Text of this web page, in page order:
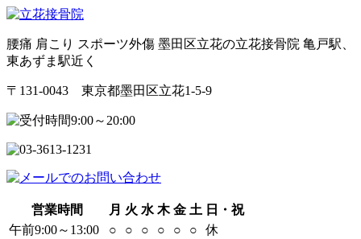
腰痛 肩こり スポーツ外傷 墨田区立花の立花接骨院 亀戸駅、
東あずま駅近く
〒131-0043 東京都墨田区立花1-5-9
営業時間 月 火 水 木 金 土 日・祝
午前9:00～13:00
○ ○ ○ ○ ○ ○
休